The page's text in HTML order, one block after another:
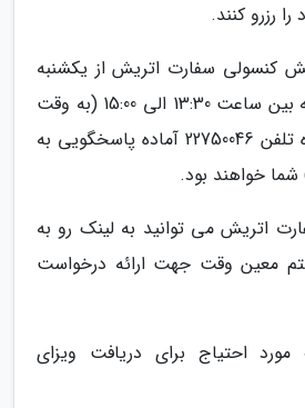
کنسولی سفارت اتریش از یکشنبه
الی پنج شنبه هر هفته بین ساعت 13:30 الی 15:00 (به وقت
ایران) به وسیله شماره تلفن 22750046 آماده پاسخگویی به
شما خواهند بود.
اتریش می توانید به لینک رو به
معین وقت جهت ارائه درخواست
مورد احتیاج برای دریافت ویزای